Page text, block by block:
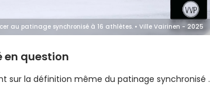
au patinage synchronisé à 16 athlètes. • Ville Vairinen - 2025
en question
sur la définition même du patinage synchronisé .